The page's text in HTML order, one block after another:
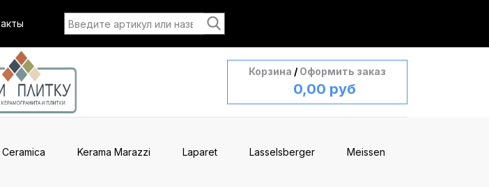
Корзина / Оформить заказ
0,00 руб
Kerama Marazzi Laparet Lasselsberger Meissen